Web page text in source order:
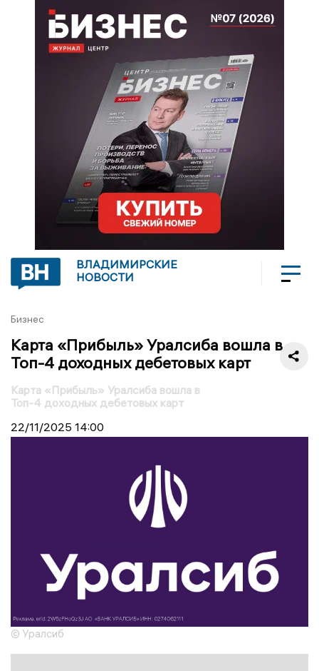
ВЛАДИМИРСКИЕ
НОВОСТИ
Бизнес
Карта «Прибыль» Уралсиба вошла в
Топ-4 доходных дебетовых карт
Карта «Прибыль» Уралсиба вошла в
Топ-4 доходных дебетовых карт
22/11/2025 14:00
© Уралсиб